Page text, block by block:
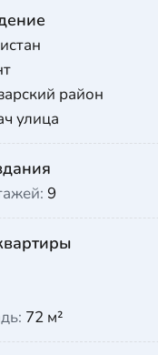
район
улица
9
72 м²